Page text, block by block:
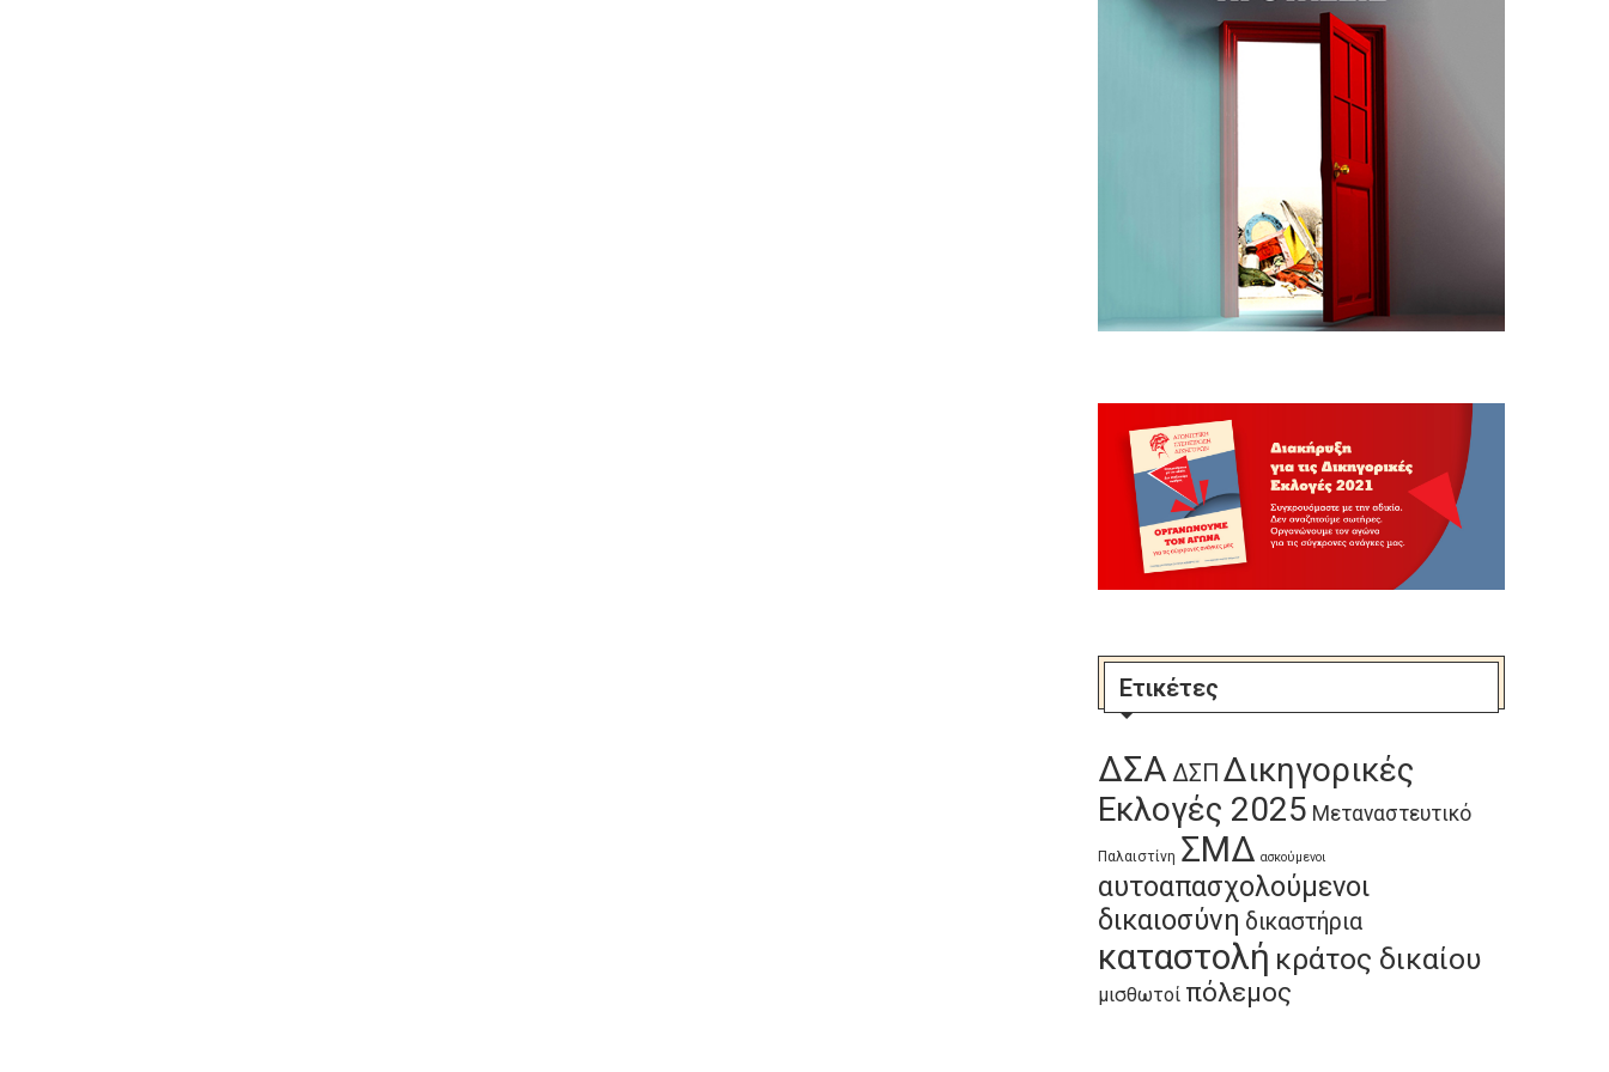
Ετικέτες
ΔΣΑ ΔΣΠ Δικηγορικές
Εκλογές 2025 Μεταναστευτικό
Παλαιστίνη ΣΜΔ ασκούμενοι
αυτοαπασχολούμενοι
δικαιοσύνη δικαστήρια
καταστολή κράτος δικαίου
μισθωτοί πόλεμος